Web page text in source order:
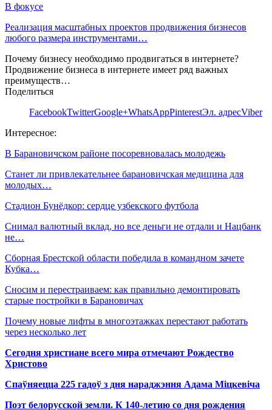
В фокусе
Реализация масштабных проектов продвижения бизнесов
любого размера инструментами…
Почему бизнесу необходимо продвигаться в интернете?
Продвижение бизнеса в интернете имеет ряд важных
преимуществ…
Поделиться
FacebookTwitterGoogle+WhatsAppPinterestЭл. адресViber
Интересное:
В Барановичском районе посоревновалась молодежь
Станет ли привлекательнее барановичская медицина для
молодых…
Стадион Бунёдкор: сердце узбекского футбола
Снимал валютный вклад, но все деньги не отдали и Нацбанк
не…
Сборная Брестской области победила в командном зачете
Кубка…
Сносим и перестраиваем: как правильно демонтировать
старые постройки в Барановичах
Почему новые лифты в многоэтажках перестают работать
через несколько лет
Сегодня христиане всего мира отмечают Рождество
Христово
Спаўняецца 225 гадоў з дня нараджэння Адама Міцкевіча
Поэт белорусской земли. К 140-летию со дня рождения